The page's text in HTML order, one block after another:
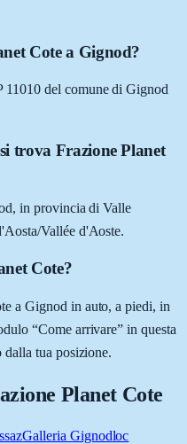
Cote a Gignod?
11010 del comune di Gignod
trova Frazione Planet
in provincia di Valle
Vallée d'Aoste.
Cote?
a Gignod in auto, a piedi, in
“Come arrivare” in questa
dalla tua posizione.
Planet Cote
Galleria Gignodloc